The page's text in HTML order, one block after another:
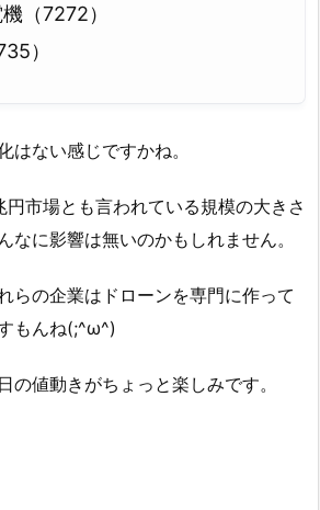
（7272）
）
はない感じですかね。
市場とも言われている規模の大きさ
なに影響は無いのかもしれません。
らの企業はドローンを専門に作って
もんね(;^ω^)
の値動きがちょっと楽しみです。